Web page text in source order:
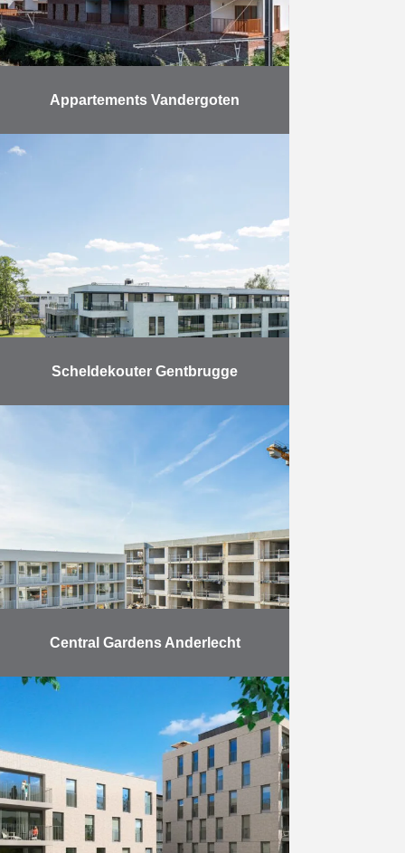
En savoir plus
Appartements Vandergoten
Laeken. Vandergoten comprend 53
logements conventionnés, tous
conformes à la …
En savoir plus
Scheldekouter Gentbrugge
Ce projet immobilier tourné vers
toutes les générations se situe le
long de l’Escaut, dans un parc
verdoyant de 3,4 hectares des
Gentbrugse Meersen. Il …
En savoir plus
Central Gardens Anderlecht
La commune à forte densité de
population d’Anderlecht abrite
Central Gardens, un écrin de
verdure au cœur de la ville. Après
la démolition d’une ancienne …
En savoir plus